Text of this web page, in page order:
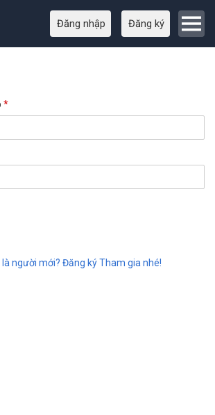
Đăng nhập Đăng ký
*
là người mới? Đăng ký Tham gia nhé!